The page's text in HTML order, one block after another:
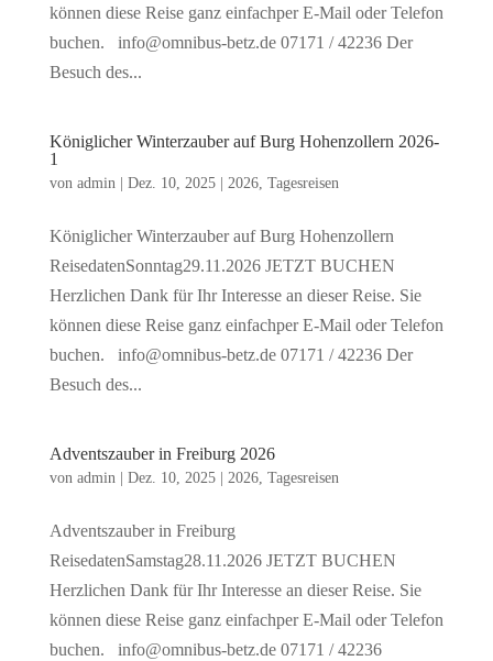
können diese Reise ganz einfachper E-Mail oder Telefon
buchen. info@omnibus-betz.de 07171 / 42236 Der
Besuch des...
Königlicher Winterzauber auf Burg Hohenzollern 2026-
1
von admin| Dez. 10, 2025| 2026, Tagesreisen
Königlicher Winterzauber auf Burg Hohenzollern
ReisedatenSonntag29.11.2026 JETZT BUCHEN
Herzlichen Dank für Ihr Interesse an dieser Reise. Sie
können diese Reise ganz einfachper E-Mail oder Telefon
buchen. info@omnibus-betz.de 07171 / 42236 Der
Besuch des...
Adventszauber in Freiburg 2026
von admin| Dez. 10, 2025| 2026, Tagesreisen
Adventszauber in Freiburg
ReisedatenSamstag28.11.2026 JETZT BUCHEN
Herzlichen Dank für Ihr Interesse an dieser Reise. Sie
können diese Reise ganz einfachper E-Mail oder Telefon
buchen. info@omnibus-betz.de 07171 / 42236